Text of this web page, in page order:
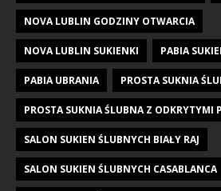
NOVA LUBLIN GODZINY OTWARCIA
NOVA LUBLIN SUKIENKI PABIA
PABIA UBRANIA PROSTA SUKNIA
PROSTA SUKNIA ŚLUBNA Z ODKRYTYMI
SALON SUKIEN ŚLUBNYCH BIAŁY RAJ
SALON SUKIEN ŚLUBNYCH CASABLANCA